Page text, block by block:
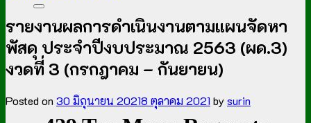
รายงานผลการดำเนินงานตามแผนจัดหา
พัสดุ ประจำปีงบประมาณ 2563 (ผด.3)
งวดที่ 3 (กรกฎาคม – กันยายน)
Posted on 30 มิถุนายน 20218 ตุลาคม 2021 bysurin